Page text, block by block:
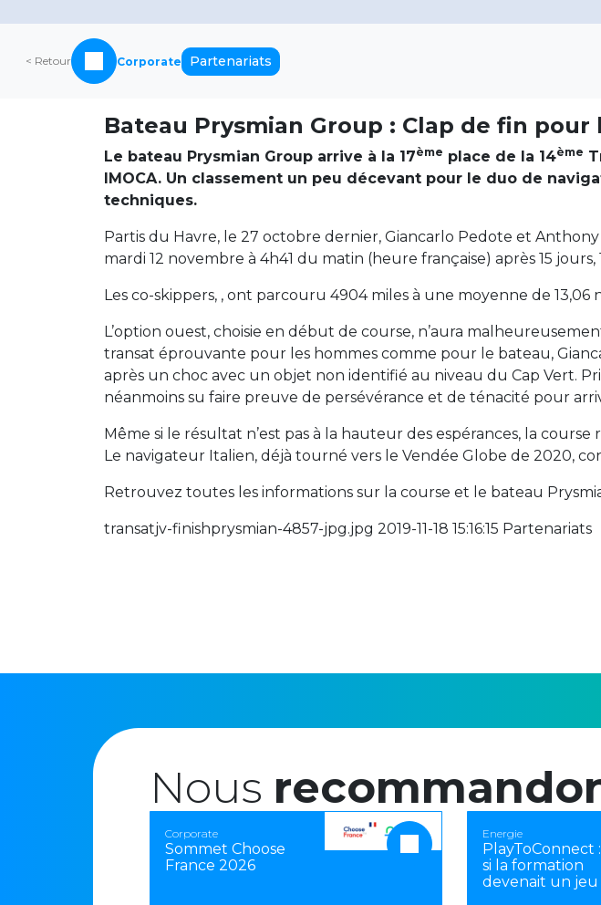
< Retour Corporate Partenariats
Bateau Prysmian Group : Clap de fin pour
Le bateau Prysmian Group arrive à la 17ème place de la 14ème
IMOCA. Un classement un peu décevant pour le duo de
techniques.
Partis du Havre, le 27 octobre dernier, Giancarlo Pedote et
mardi 12 novembre à 4h41 du matin (heure française) après 15
Les co-skippers, , ont parcouru 4904 miles à une moyenne de 13,06
L’option ouest, choisie en début de course, n’aura
transat éprouvante pour les hommes comme pour le bateau,
après un choc avec un objet non identifié au niveau du Cap Vert.
néanmoins su faire preuve de persévérance et de ténacité pour
Même si le résultat n’est pas à la hauteur des espérances, la
Le navigateur Italien, déjà tourné vers le Vendée Globe de 2020,
Retrouvez toutes les informations sur la course et le bateau
transatjv-finishprysmian-4857-jpg.jpg 2019-11-18 15:16:15 Partenariats
Nous
Corporate
Sommet Choose
France 2026
Energie
PlayToConnect
si la formation
devenait un jeu